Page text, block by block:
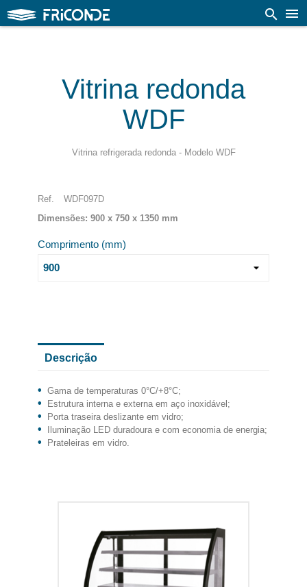

search
Vitrina redonda
WDF
Vitrina refrigerada redonda - Modelo WDF
Ref.
WDF097D
Dimensões: 900 x 750 x 1350 mm
Comprimento (mm)
Descrição
Gama de temperaturas 0°C/+8°C;
Estrutura interna e externa em aço inoxidável;
Porta traseira deslizante em vidro;
Iluminação LED duradoura e com economia de energia;
Prateleiras em vidro.